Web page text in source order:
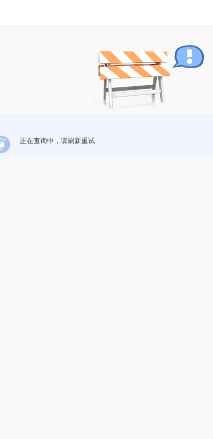
正在查询中，请刷新重试